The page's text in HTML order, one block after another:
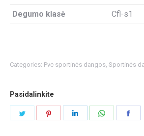
Degumo klasė Cfl-s1
Categories: Pvc sportinės dangos, Sportinės
Pasidalinkite